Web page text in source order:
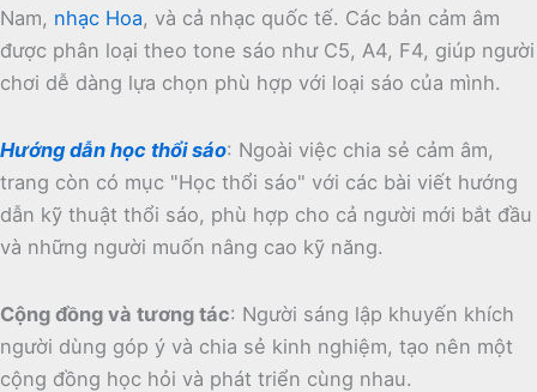
Nam, nhạc Hoa, và cả nhạc quốc tế. Các bản cảm âm
được phân loại theo tone sáo như C5, A4, F4, giúp người
chơi dễ dàng lựa chọn phù hợp với loại sáo của mình.
Hướng dẫn học thổi sáo: Ngoài việc chia sẻ cảm âm,
trang còn có mục "Học thổi sáo" với các bài viết hướng
dẫn kỹ thuật thổi sáo, phù hợp cho cả người mới bắt đầu
và những người muốn nâng cao kỹ năng.
Cộng đồng và tương tác: Người sáng lập khuyến khích
người dùng góp ý và chia sẻ kinh nghiệm, tạo nên một
cộng đồng học hỏi và phát triển cùng nhau.